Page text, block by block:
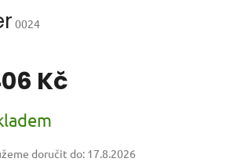
0024
Kč
doručit do: 17.8.2026